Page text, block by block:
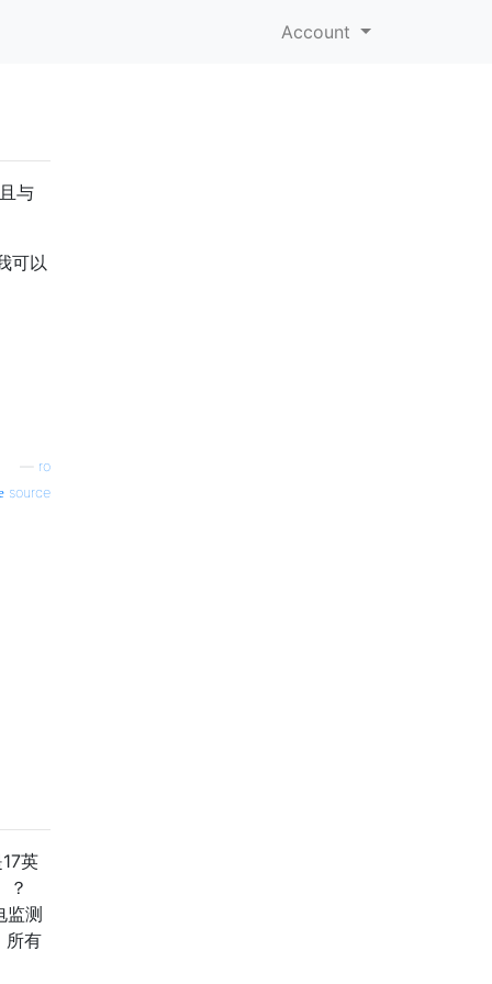
Account
与
可以
ro
source
英
？
监测
所有